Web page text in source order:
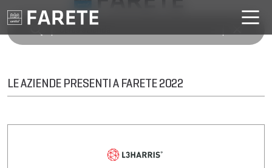
LE AZIENDE PRESENTI A FARETE 2022